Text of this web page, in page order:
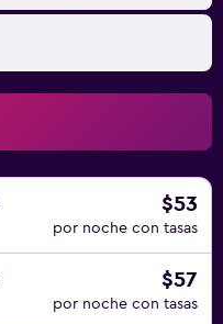
$53
por noche con tasas
$57
por noche con tasas